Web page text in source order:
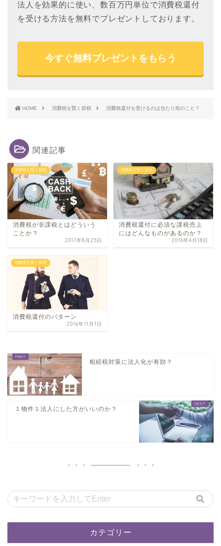
法人を効果的に使い、数百万円単位で消費税還付
を受ける方法を無料でプレゼントしております。
今すぐ無料プレゼントをもらう
HOME 消費税を賢く節税 消費税還付を受けるのは当たり前のこと？
関連記事
消費税を賢く節税
消費税が非課税とはどういう
ことか？
2017年8月25日
消費税を賢く節税
消費税還付に必須な課税売上
にはどんなものがあるのか？
2016年4月18日
消費税を賢く節税
消費税還付のパターン
2016年11月1日
相続税対策に法人化が有効？
１物件１法人にした方がいいのか？
カテゴリー